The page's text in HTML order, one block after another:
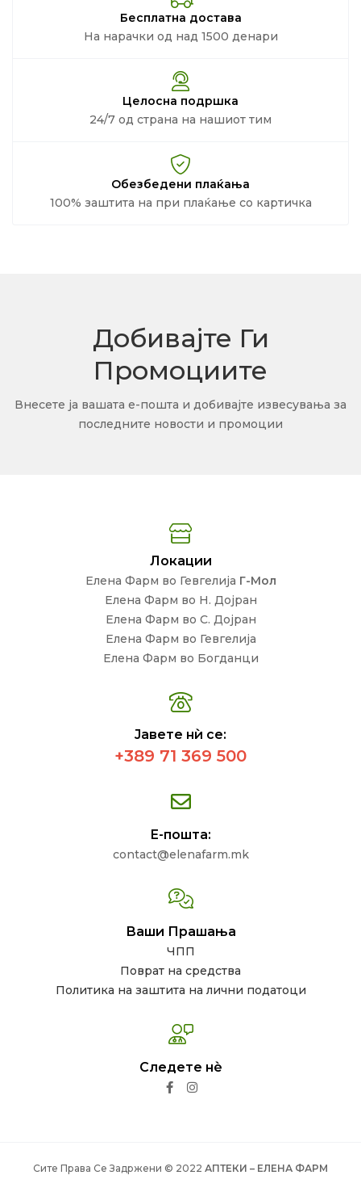
Бесплатна достава
На нарачки од над 1500 денари
Целосна подршка
24/7 од страна на нашиот тим
Обезбедени плаќања
100% заштита на при плаќање со картичка
Добивајте Ги
Промоциите
Внесете ја вашата е-пошта и добивајте извесувања за
последните новости и промоции
Локации
Елена Фарм во Гевгелија Г-Мол
Елена Фарм во Н. Дојран
Елена Фарм во С. Дојран
Елена Фарм во Гевгелија
Елена Фарм во Богданци
Јавете нѝ се:
+389 71 369 500
Е-пошта:
contact@elenafarm.mk
Ваши Прашања
ЧПП
Поврат на средства
Политика на заштита на лични податоци
Следете нѐ
Сите Права Се Задржени © 2022 АПТЕКИ – ЕЛЕНА ФАРМ